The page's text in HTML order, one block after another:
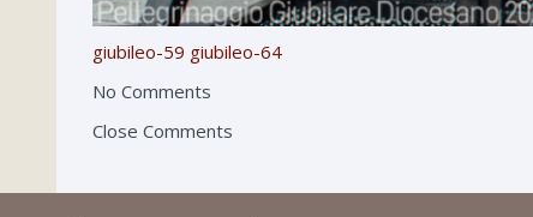
giubileo-59 giubileo-64
No Comments
Close Comments